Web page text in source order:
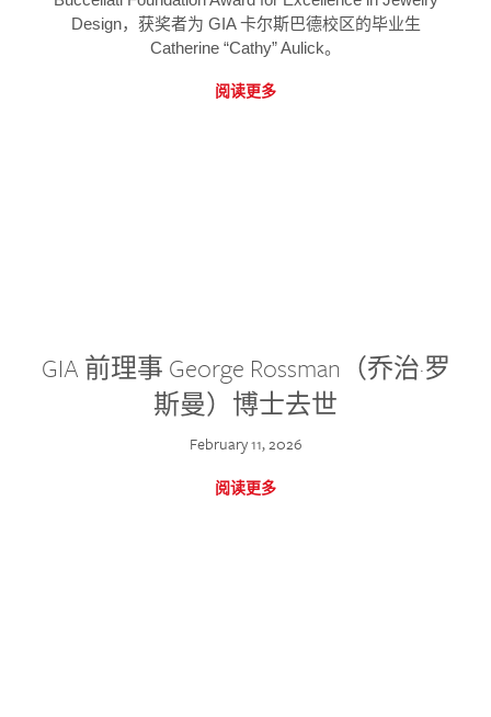
Design，获奖者为 GIA 卡尔斯巴德校区的毕业生
Catherine “Cathy” Aulick。
阅读更多
GIA 前理事 George Rossman（乔治·罗
斯曼）博士去世
February 11, 2026
阅读更多